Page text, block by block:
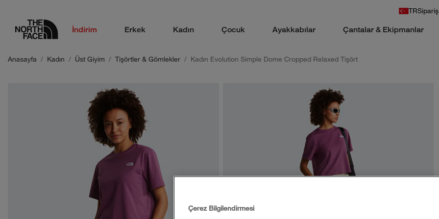
TR
logoİndirim Erkek Kadın Çocuk Ayakkabılar Çantalar & Ekipmanlar
Anasayfa Kadın Üst Giyim Tişörtler & Gömlekler Kadın Evolution Simple Dome Cropped Relaxed Tişört
Çerez Bilgilendirmesi